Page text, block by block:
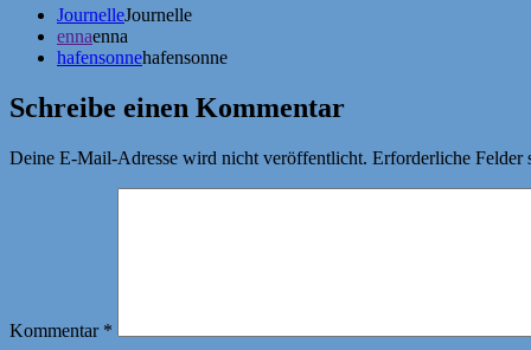
JournelleJournelle
ennaenna
hafensonnehafensonne
Schreibe einen Kommentar
Deine E-Mail-Adresse wird nicht veröffentlicht. Erforderliche Felder
Kommentar *